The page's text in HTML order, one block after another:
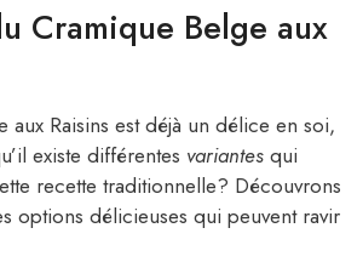
Cramique Belge aux
aux Raisins est déjà un délice en soi,
existe différentes variantes qui
recette traditionnelle? Découvrons
options délicieuses qui peuvent ravir